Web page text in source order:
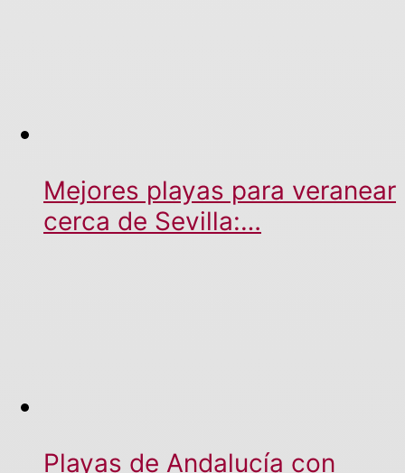
Mejores playas para veranear
cerca de Sevilla:…
Playas de Andalucía con